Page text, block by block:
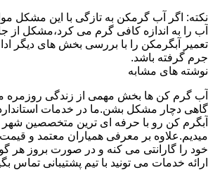
نکته: اگر آب گرمکن به تازگی با این مشکل
آب را به اندازه کافی گرم می کرد،مشکل از
تعمیر آبگرمکن را با بررسی بخش های دیگر
جرم گرفته باشد.
نوشته های مشابه
آب گرم کن ها بخش مهمی از زندگی روزمره
گاهی دچار مشکل بشن.ما در خدمات
آبگرم کن رو با حرفه ای ترین متخصصین شهر
میدیم.علاوه بر معرفی همیاران معتمد و
خود را گارانتی می کنه و در صورت بروز هر
ارائه خدمات می تونید با تیم پشتیبانی تماس